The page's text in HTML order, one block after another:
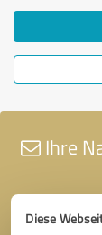
Diese
Ihre